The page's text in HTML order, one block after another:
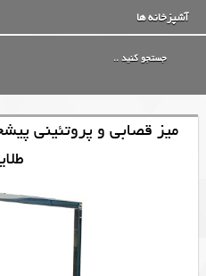
آشپزخانه ها
میز قصابی و پروتئینی